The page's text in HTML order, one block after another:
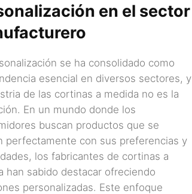
en el sector
se ha consolidado como
esencial en diversos sectores, y
de las cortinas a medida no es la
En un mundo donde los
buscan productos que se
perfectamente con sus preferencias y
los fabricantes de cortinas a
han sabido destacar ofreciendo
personalizadas. Este enfoque